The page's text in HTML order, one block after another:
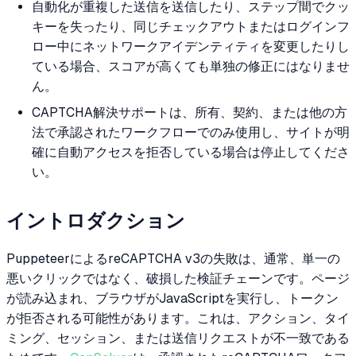
自動化が重複した送信を送信したり、ステップ間でクッ
キーを失ったり、同じチェックアウトまたはログインフ
ロー中にネットワークアイデンティティを変更したりし
ている場合、スコアが高くても単独の修正にはなりませ
ん。
CAPTCHA解決サポートは、所有、契約、または他の方
法で承認されたワークフローでのみ使用し、サイトが明
確に自動アクセスを拒否している場合は停止してくださ
い。
イントロダクション
PuppeteerによるreCAPTCHA v3の失敗は、通常、単一の
悪いクリックではなく、破損した検証チェーンです。ページ
が読み込まれ、ブラウザがJavaScriptを実行し、トークン
が拒否される可能性があります。これは、アクション、タイ
ミング、セッション、または送信リクエストが不一致である